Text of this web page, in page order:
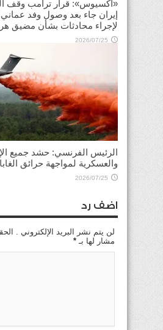
«أكسيوس»: قرار ترامب وقف
إيران جاء بعد وصول وفد
لإجراء محادثات بشأن مضيق
2026/07/25
الرئيس الفرنسي: حشد جميع
والعسكرية لمواجهة حرائق
2026/07/25
اضف رد
لن يتم نشر البريد الإلكتروني .
مشار لها بـ *